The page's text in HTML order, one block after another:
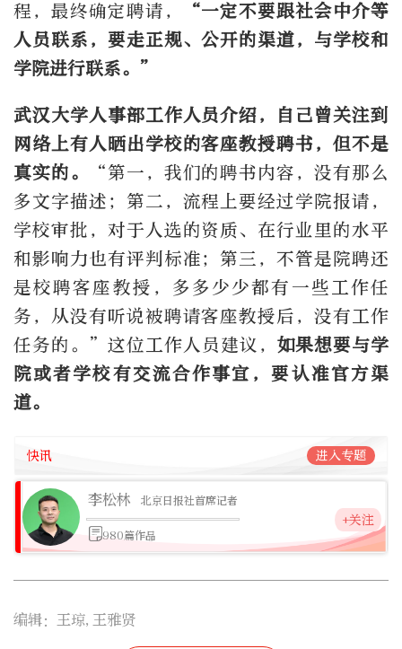
程，最终确定聘请，
“一定不要跟社会中介等
人员联系，要走正规、公开的渠道，与学校和
学院进行联系。”
武汉大学人事部工作人员介绍，自己曾关注到
网络上有人晒出学校的客座教授聘书，但不是
真实的。
“第一，我们的聘书内容，没有那么
多文字描述；第二，流程上要经过学院报请，
学校审批，对于人选的资质、在行业里的水平
和影响力也有评判标准；第三，不管是院聘还
是校聘客座教授，多多少少都有一些工作任
务，从没有听说被聘请客座教授后，没有工作
任务的。”这位工作人员建议， 如果想要与学
院或者学校有交流合作事宜，要认准官方渠
道。
快讯 进入专题
李松林 北京日报社首席记者
980篇作品
+关注
编辑：王琼,王雅贤